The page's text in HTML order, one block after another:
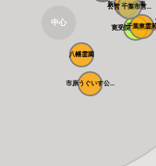
新いずみ霊園
八幡霊園
寛受院 高田霊
千葉東霊
市原うぐいす公...
公営 千葉市営...
中心